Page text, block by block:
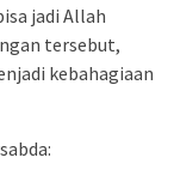
jadi Allah
tersebut,
kebahagiaan